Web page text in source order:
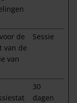
de
van de
van
Sessie
30
dagen